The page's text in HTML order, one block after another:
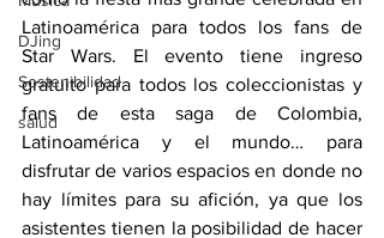
DJing
Sostenibilidad
salud
Latinoamérica para todos los fans de
Star Wars. El evento tiene ingreso
gratuito para todos los coleccionistas y
fans de esta saga de Colombia,
Latinoamérica y el mundo… para
disfrutar de varios espacios en donde no
hay límites para su afición, ya que los